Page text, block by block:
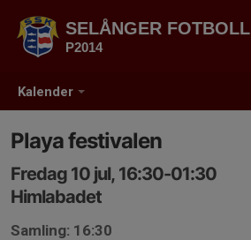
Kalender
SELÅNGER FOTBOLL
P2014
Playa festivalen
Fredag 10 jul, 16:30-01:30
Himlabadet
Samling: 16:30